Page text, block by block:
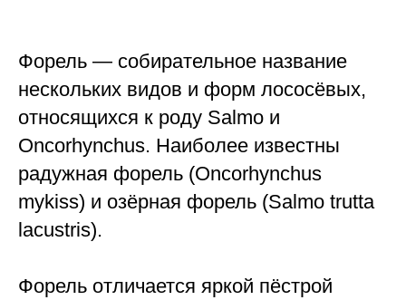
Форель — собирательное название
нескольких видов и форм лососёвых,
относящихся к роду Salmo и
Oncorhynchus. Наиболее известны
радужная форель (Oncorhynchus
mykiss) и озёрная форель (Salmo trutta
lacustris).
Форель отличается яркой пёстрой